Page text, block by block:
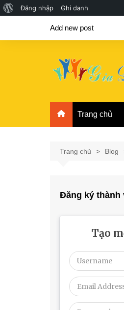
Giới
về
Đăng nhập Ghi danh
Add new post
Trang chủ
Trang chủ Blog
Đăng ký thành
Tạo